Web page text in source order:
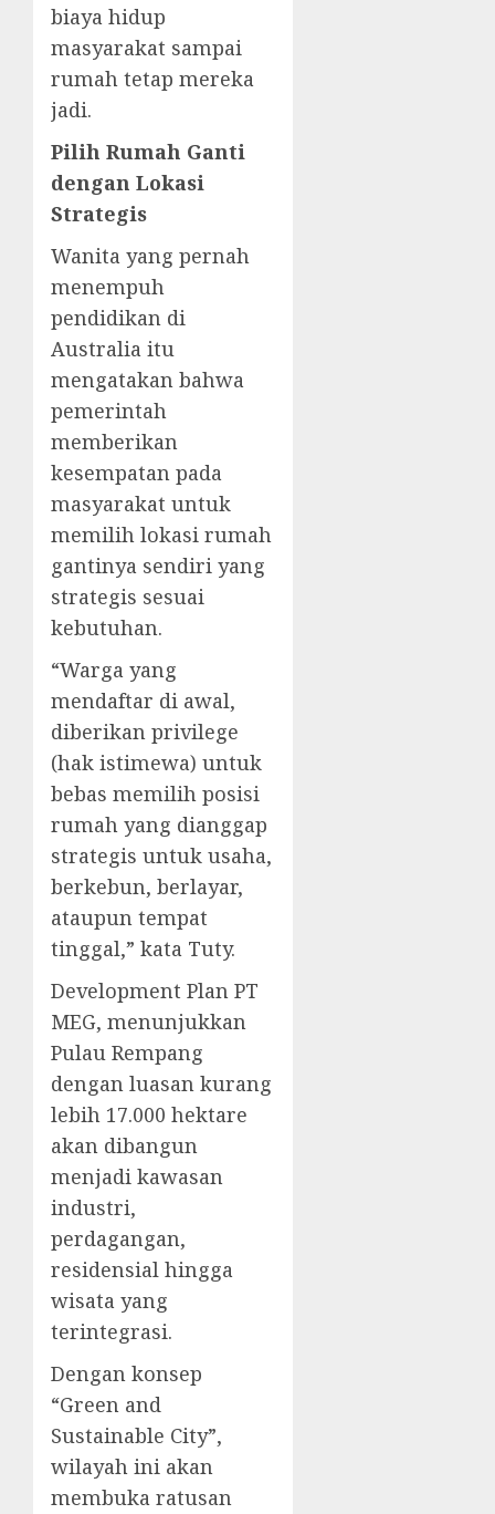
biaya hidup
masyarakat sampai
rumah tetap mereka
jadi.
Pilih Rumah Ganti
dengan Lokasi
Strategis
Wanita yang pernah
menempuh
pendidikan di
Australia itu
mengatakan bahwa
pemerintah
memberikan
kesempatan pada
masyarakat untuk
memilih lokasi rumah
gantinya sendiri yang
strategis sesuai
kebutuhan.
“Warga yang
mendaftar di awal,
diberikan privilege
(hak istimewa) untuk
bebas memilih posisi
rumah yang dianggap
strategis untuk usaha,
berkebun, berlayar,
ataupun tempat
tinggal,” kata Tuty.
Development Plan PT
MEG, menunjukkan
Pulau Rempang
dengan luasan kurang
lebih 17.000 hektare
akan dibangun
menjadi kawasan
industri,
perdagangan,
residensial hingga
wisata yang
terintegrasi.
Dengan konsep
“Green and
Sustainable City”,
wilayah ini akan
membuka ratusan